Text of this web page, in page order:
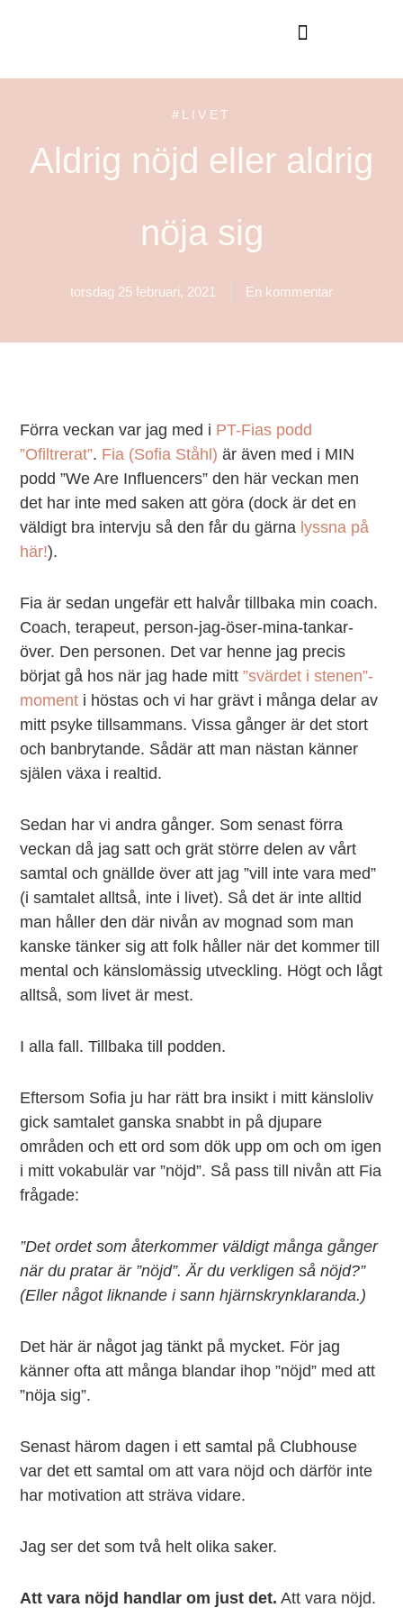
#LIVET
Aldrig nöjd eller aldrig
nöja sig
torsdag 25 februari, 2021 En kommentar
Förra veckan var jag med i PT-Fias podd
”Ofiltrerat”. Fia (Sofia Ståhl) är även med i MIN
podd ”We Are Influencers” den här veckan men
det har inte med saken att göra (dock är det en
väldigt bra intervju så den får du gärna lyssna på
här!).
Fia är sedan ungefär ett halvår tillbaka min coach.
Coach, terapeut, person-jag-öser-mina-tankar-
över. Den personen. Det var henne jag precis
börjat gå hos när jag hade mitt”svärdet i stenen”-
moment i höstas och vi har grävt i många delar av
mitt psyke tillsammans. Vissa gånger är det stort
och banbrytande. Sådär att man nästan känner
själen växa i realtid.
Sedan har vi andra gånger. Som senast förra
veckan då jag satt och grät större delen av vårt
samtal och gnällde över att jag ”vill inte vara med”
(i samtalet alltså, inte i livet). Så det är inte alltid
man håller den där nivån av mognad som man
kanske tänker sig att folk håller när det kommer till
mental och känslomässig utveckling. Högt och lågt
alltså, som livet är mest.
I alla fall. Tillbaka till podden.
Eftersom Sofia ju har rätt bra insikt i mitt känsloliv
gick samtalet ganska snabbt in på djupare
områden och ett ord som dök upp om och om igen
i mitt vokabulär var ”nöjd”. Så pass till nivån att Fia
frågade:
”Det ordet som återkommer väldigt många gånger
när du pratar är ”nöjd”. Är du verkligen så nöjd?”
(Eller något liknande i sann hjärnskrynklaranda.)
Det här är något jag tänkt på mycket. För jag
känner ofta att många blandar ihop ”nöjd” med att
”nöja sig”.
Senast härom dagen i ett samtal på Clubhouse
var det ett samtal om att vara nöjd och därför inte
har motivation att sträva vidare.
Jag ser det som två helt olika saker.
Att vara nöjd handlar om just det. Att vara nöjd.